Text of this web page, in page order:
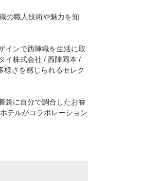
の職人技術や魅力を知
インで西陣織を生活に取
イ株式会社 / 西陣岡本 /
様さを感じられるセレク
袋に自分で調合したお香
テルがコラボレーション